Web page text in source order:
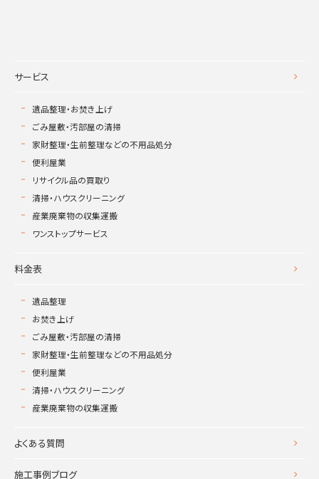
サービス
遺品整理・お焚き上げ
ごみ屋敷・汚部屋の清掃
家財整理・生前整理などの不用品処分
便利屋業
リサイクル品の買取り
清掃・ハウスクリーニング
産業廃棄物の収集運搬
ワンストップサービス
料金表
遺品整理
お焚き上げ
ごみ屋敷・汚部屋の清掃
家財整理・生前整理などの不用品処分
便利屋業
清掃・ハウスクリーニング
産業廃棄物の収集運搬
よくある質問
施工事例ブログ